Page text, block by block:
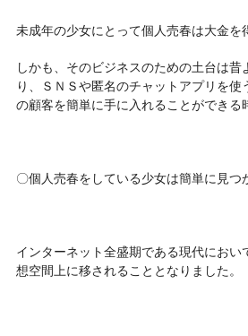
未成年の少女にとって個人売春は大金を
しかも、そのビジネスのための土台は昔
り、ＳＮＳや匿名のチャットアプリを使
の顧客を簡単に手に入れることができる
〇個人売春をしている少女は簡単に見つ
インターネット全盛期である現代におい
想空間上に移されることとなりました。